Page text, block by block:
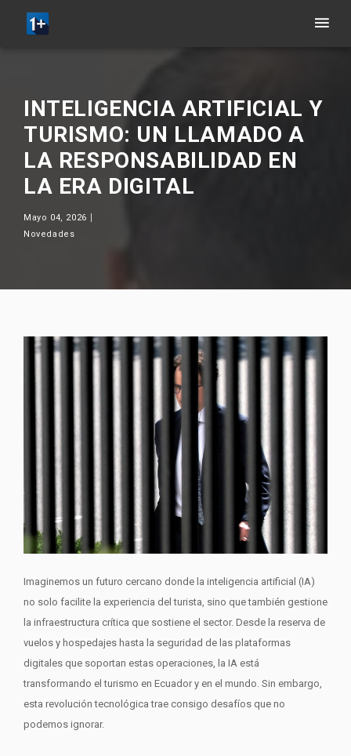
INTELIGENCIA ARTIFICIAL Y
TURISMO: UN LLAMADO A
LA RESPONSABILIDAD EN
LA ERA DIGITAL
Mayo 04, 2026
Novedades
Imaginemos un futuro cercano donde la inteligencia artificial (IA)
no solo facilite la experiencia del turista, sino que también gestione
la infraestructura crítica que sostiene el sector. Desde la reserva de
vuelos y hospedajes hasta la seguridad de las plataformas
digitales que soportan estas operaciones, la IA está
transformando el turismo en Ecuador y en el mundo. Sin embargo,
esta revolución tecnológica trae consigo desafíos que no
podemos ignorar.